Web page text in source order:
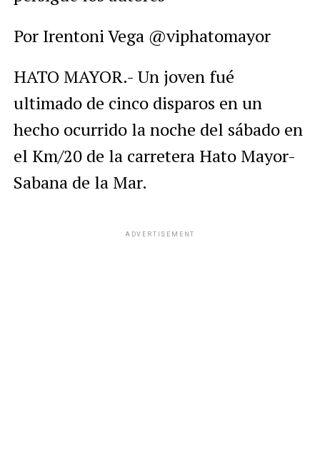
Por Irentoni Vega @viphatomayor
HATO MAYOR.- Un joven fué
ultimado de cinco disparos en un
hecho ocurrido la noche del sábado en
el Km/20 de la carretera Hato Mayor-
Sabana de la Mar.
ADVERTISEMENT